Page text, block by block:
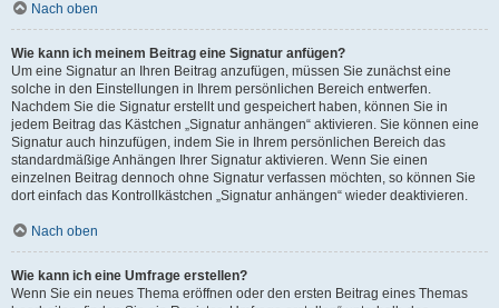
Nach oben
Wie kann ich meinem Beitrag eine Signatur anfügen?
Um eine Signatur an Ihren Beitrag anzufügen, müssen Sie zunächst eine
solche in den Einstellungen in Ihrem persönlichen Bereich entwerfen.
Nachdem Sie die Signatur erstellt und gespeichert haben, können Sie in
jedem Beitrag das Kästchen „Signatur anhängen“ aktivieren. Sie können eine
Signatur auch hinzufügen, indem Sie in Ihrem persönlichen Bereich das
standardmäßige Anhängen Ihrer Signatur aktivieren. Wenn Sie einen
einzelnen Beitrag dennoch ohne Signatur verfassen möchten, so können Sie
dort einfach das Kontrollkästchen „Signatur anhängen“ wieder deaktivieren.
Nach oben
Wie kann ich eine Umfrage erstellen?
Wenn Sie ein neues Thema eröffnen oder den ersten Beitrag eines Themas